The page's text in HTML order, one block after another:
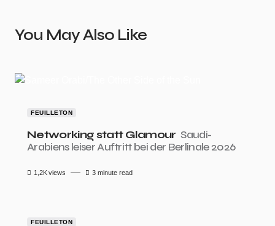
You May Also Like
FEUILLETON
Networking statt Glamour Saudi-
Arabiens leiser Auftritt bei der Berlinale 2026
1,2Kviews 3 minute read
FEUILLETON